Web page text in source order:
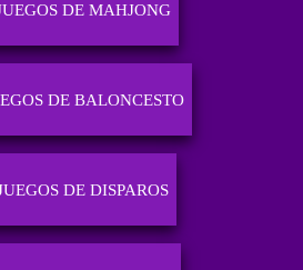
DE MAHJONG
DE BALONCESTO
DE DISPAROS